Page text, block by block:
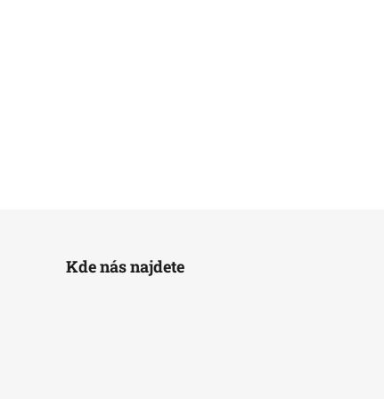
Kde nás najdete